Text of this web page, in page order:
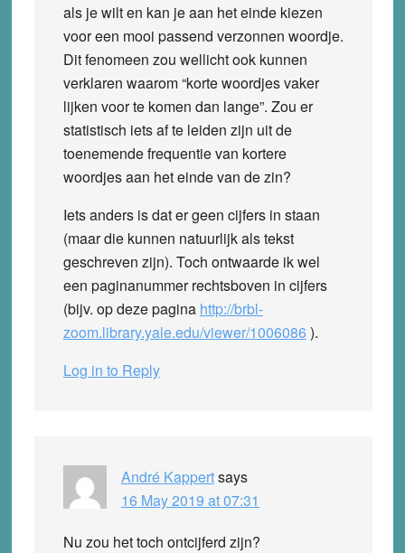
als je wilt en kan je aan het einde kiezen
voor een mooi passend verzonnen woordje.
Dit fenomeen zou wellicht ook kunnen
verklaren waarom “korte woordjes vaker
lijken voor te komen dan lange”. Zou er
statistisch iets af te leiden zijn uit de
toenemende frequentie van kortere
woordjes aan het einde van de zin?
Iets anders is dat er geen cijfers in staan
(maar die kunnen natuurlijk als tekst
geschreven zijn). Toch ontwaarde ik wel
een paginanummer rechtsboven in cijfers
(bijv. op deze pagina http://brbl-
zoom.library.yale.edu/viewer/1006086).
Log in to Reply
André Kappertsays
16 May 2019 at 07:31
Nu zou het toch ontcijferd zijn?